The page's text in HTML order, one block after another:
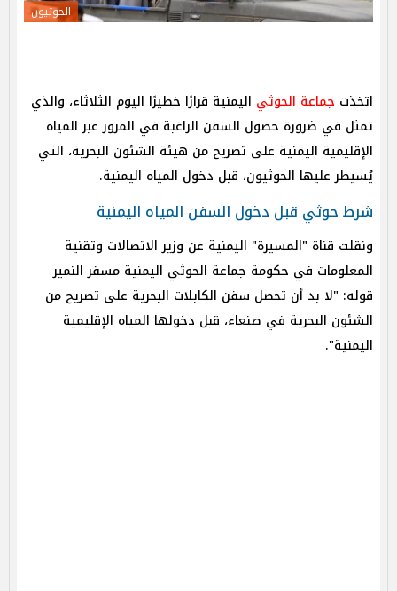
الحوثيون
اتخذت جماعة الحوثي اليمنية قرارًا خطيرًا اليوم الثلاثاء، والذي
تمثل في ضرورة حصول السفن الراغبة في المرور عبر المياه
الإقليمية اليمنية على تصريح من هيئة الشئون البحرية، التي
يُسيطر عليها الحوثيون، قبل دخول المياه اليمنية.
شرط حوثي قبل دخول السفن المياه اليمنية
ونقلت قناة "المسيرة" اليمنية عن وزير الاتصالات وتقنية
المعلومات في حكومة جماعة الحوثي اليمنية مسفر النمير
قوله: "لا بد أن تحصل سفن الكابلات البحرية على تصريح من
الشئون البحرية في ‎صنعاء، قبل دخولها المياه الإقليمية
اليمنية".